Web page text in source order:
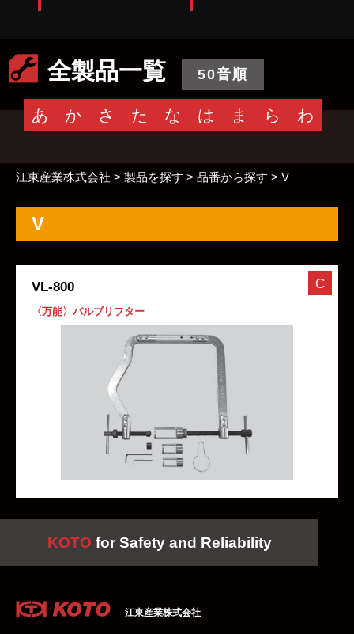
全製品一覧 50音順
あ か さ た な は ま ら わ
江東産業株式会社 > 製品を探す > 品番から探す > V
V
VL-800
〈万能〉バルブリフター
C
KOTO for Safety and Reliability
江東産業株式会社